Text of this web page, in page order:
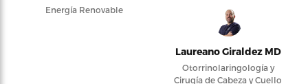
Energía Renovable
Laureano Giraldez MD
Otorrinolaringología y
Cirugía de Cabeza y Cuello